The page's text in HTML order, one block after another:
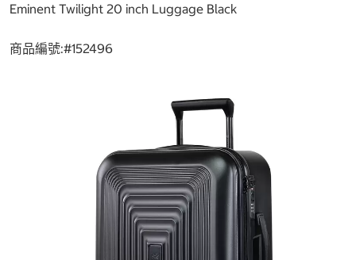
Eminent Twilight 20 inch Luggage Black
商品編號:#152496